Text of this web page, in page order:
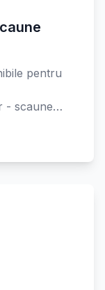
pentru
- scaune…